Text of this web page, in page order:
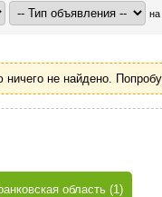
на
не найдено.
область (1)